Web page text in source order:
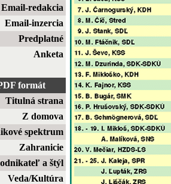
Email-redakcia
Email-inzercia
Predplatné
Anketa
formát
Titulná strana
Z domova
spektrum
Zahranicie
a štýl
Veda/Kultúra